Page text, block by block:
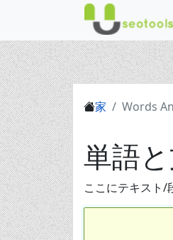
家 Words
単語
ここにテキスト/